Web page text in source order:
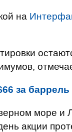
на
за баррель
море и
акции